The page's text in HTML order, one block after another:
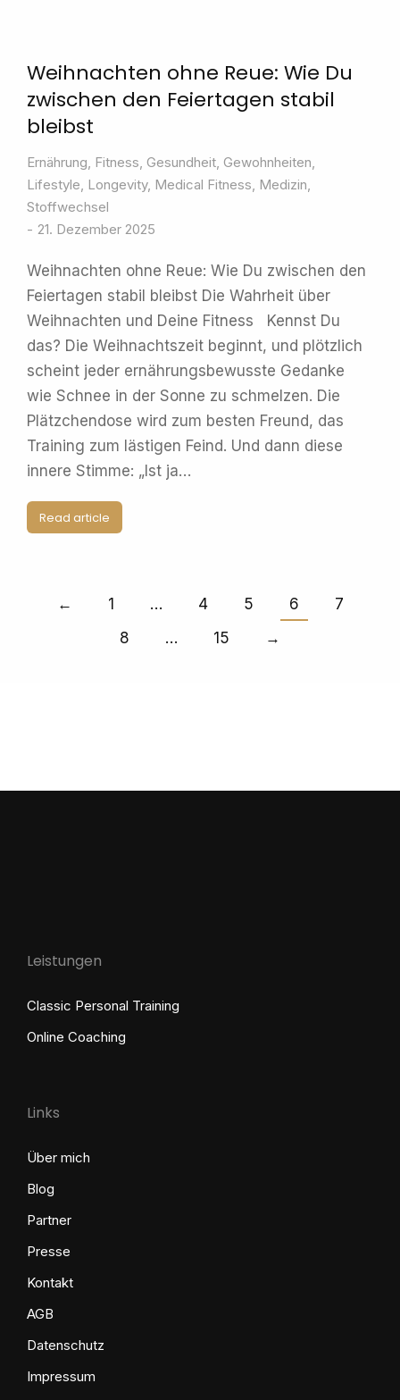
Weihnachten ohne Reue: Wie Du
zwischen den Feiertagen stabil
bleibst
Ernährung, Fitness, Gesundheit, Gewohnheiten,
Lifestyle, Longevity, Medical Fitness, Medizin,
Stoffwechsel
21. Dezember 2025
Weihnachten ohne Reue: Wie Du zwischen den
Feiertagen stabil bleibst Die Wahrheit über
Weihnachten und Deine Fitness Kennst Du
das? Die Weihnachtszeit beginnt, und plötzlich
scheint jeder ernährungsbewusste Gedanke
wie Schnee in der Sonne zu schmelzen. Die
Plätzchendose wird zum besten Freund, das
Training zum lästigen Feind. Und dann diese
innere Stimme: „Ist ja…
Read article
← 1 … 4 5 6
7
8
… 15 →
Leistungen
Classic Personal Training
Online Coaching
Links
Über mich
Blog
Partner
Presse
Kontakt
AGB
Datenschutz
Impressum